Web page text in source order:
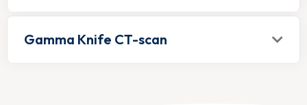
Gamma Knife CT-scan